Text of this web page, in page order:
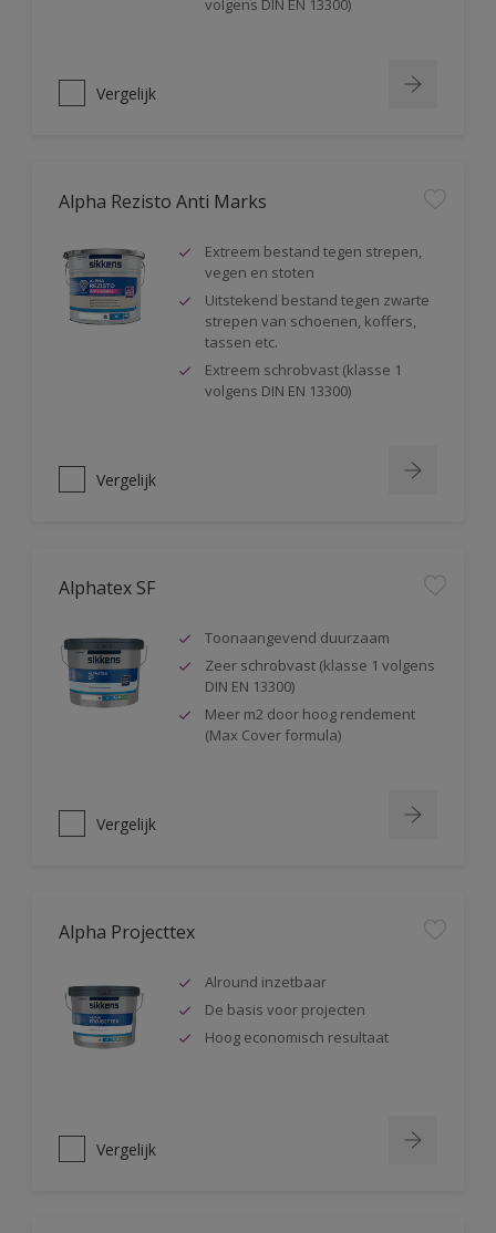
volgens DIN EN 13300)
Vergelijk
Alpha Rezisto Anti Marks
Extreem bestand tegen strepen,
vegen en stoten
Uitstekend bestand tegen zwarte
strepen van schoenen, koffers,
tassen etc.
Extreem schrobvast (klasse 1
volgens DIN EN 13300)
Vergelijk
Alphatex SF
Toonaangevend duurzaam
Zeer schrobvast (klasse 1 volgens
DIN EN 13300)
Meer m2 door hoog rendement
(Max Cover formula)
Vergelijk
Alpha Projecttex
Alround inzetbaar
De basis voor projecten
Hoog economisch resultaat
Vergelijk